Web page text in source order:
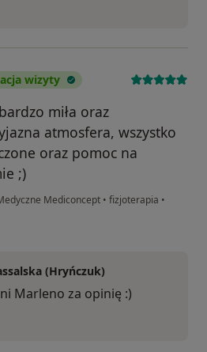
wizyty
miła oraz
atmosfera, wszystko
oraz pomoc na
;)
Mediconcept • fizjoterapia •
(Hryńczuk)
Marleno za opinię :)